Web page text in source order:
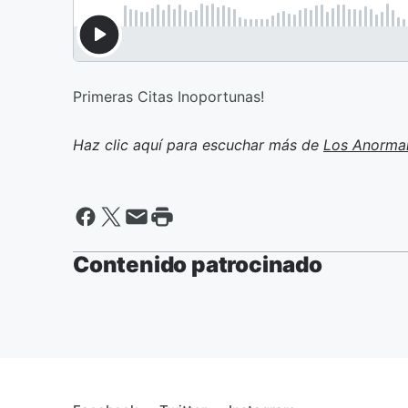
Primeras Citas Inoportunas!
Haz clic aquí para escuchar más de Los
Contenido patrocinado